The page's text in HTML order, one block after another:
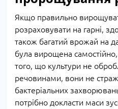
Якщо правильно
розраховувати на гарні,
також багатий врожай на
була вирощена
того, що культури не
речовинами, вони не
бактеріальних
потрібно докласти маси